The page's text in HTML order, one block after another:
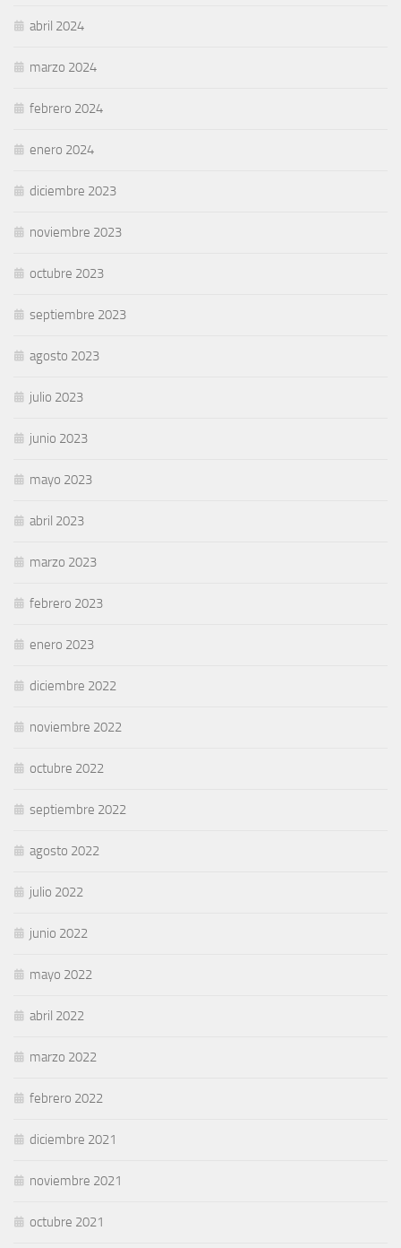
abril 2024
marzo 2024
febrero 2024
enero 2024
diciembre 2023
noviembre 2023
octubre 2023
septiembre 2023
agosto 2023
julio 2023
junio 2023
mayo 2023
abril 2023
marzo 2023
febrero 2023
enero 2023
diciembre 2022
noviembre 2022
octubre 2022
septiembre 2022
agosto 2022
julio 2022
junio 2022
mayo 2022
abril 2022
marzo 2022
febrero 2022
diciembre 2021
noviembre 2021
octubre 2021